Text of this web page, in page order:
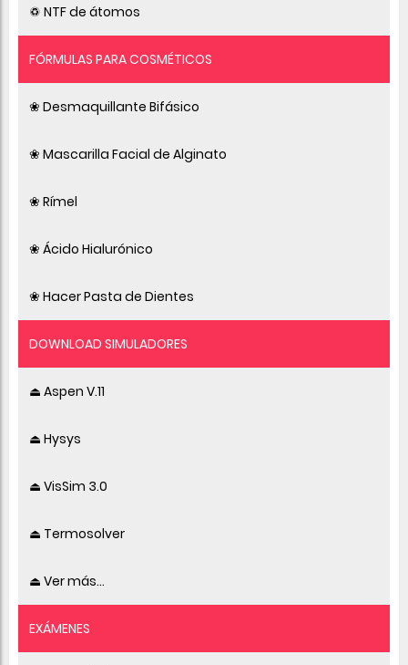
♽ NTF de átomos
FÓRMULAS PARA COSMÉTICOS
❀ Desmaquillante Bifásico
❀ Mascarilla Facial de Alginato
❀ Rímel
❀ Ácido Hialurónico
❀ Hacer Pasta de Dientes
DOWNLOAD SIMULADORES
⏏ Aspen V.11
⏏ Hysys
⏏ VisSim 3.0
⏏ Termosolver
⏏ Ver más...
EXÁMENES